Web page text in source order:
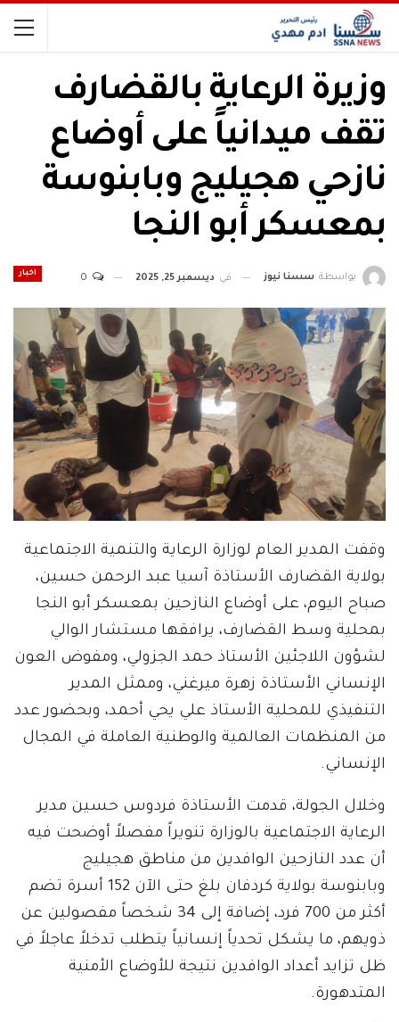
وزيرة الرعاية بالقضارف
تقف ميدانياً على أوضاع
نازحي هجيليج وبابنوسة
بمعسكر أبو النجا
اخبار بواسطة سسنا نيوز في ديسمبر 25, 2025
وقفت المدير العام لوزارة الرعاية والتنمية الاجتماعية
بولاية القضارف الأستاذة آسيا عبد الرحمن حسين،
صباح اليوم، على أوضاع النازحين بمعسكر أبو النجا
بمحلية وسط القضارف، يرافقها مستشار الوالي
لشؤون اللاجئين الأستاذ حمد الجزولي، ومفوض العون
الإنساني الأستاذة زهرة ميرغني، وممثل المدير
التنفيذي للمحلية الأستاذ علي يحي أحمد، وبحضور عدد
من المنظمات العالمية والوطنية العاملة في المجال
الإنساني.
وخلال الجولة، قدمت الأستاذة فردوس حسين مدير
الرعاية الاجتماعية بالوزارة تنويراً مفصلاً أوضحت فيه
أن عدد النازحين الوافدين من مناطق هجيليج
وبابنوسة بولاية كردفان بلغ حتى الآن 152 أسرة تضم
أكثر من 700 فرد، إضافة إلى 34 شخصاً مفصولين عن
ذويهم، ما يشكل تحدياً إنسانياً يتطلب تدخلاً عاجلاً في
ظل تزايد أعداد الوافدين نتيجة للأوضاع الأمنية
المتدهورة.